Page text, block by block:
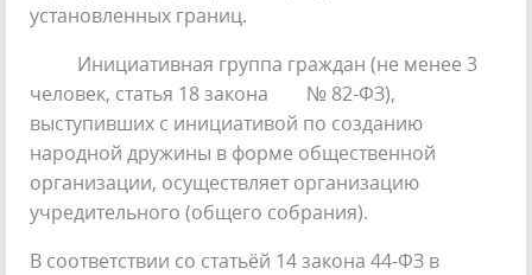
установленных границ.
Инициативная группа граждан (не менее 3
человек, статья 18 закона № 82-ФЗ),
выступивших с инициативой по созданию
народной дружины в форме общественной
организации, осуществляет организацию
учредительного (общего собрания).
В соответствии со статьёй 14 закона 44-ФЗ в